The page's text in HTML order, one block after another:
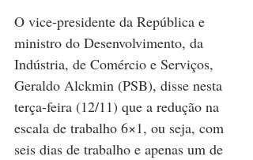
O vice-presidente da República e
ministro do Desenvolvimento, da
Indústria, de Comércio e Serviços,
Geraldo Alckmin (PSB), disse nesta
terça-feira (12/11) que a redução na
escala de trabalho 6×1, ou seja, com
seis dias de trabalho e apenas um de